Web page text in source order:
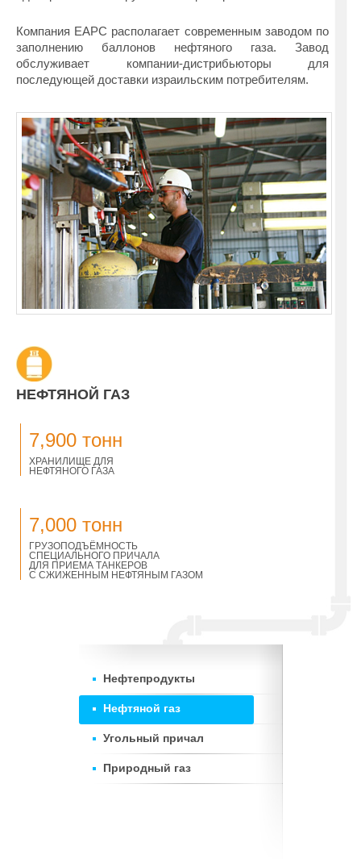
Компания EAPC располагает современным заводом по
заполнению баллонов нефтяного газа. Завод
обслуживает компании-дистрибьюторы для
последующей доставки израильским потребителям.
НЕФТЯНОЙ ГАЗ
7,900 тонн
ХРАНИЛИЩЕ ДЛЯ
НЕФТЯНОГО ГАЗА
7,000 тонн
ГРУЗОПОДЪЁМНОСТЬ
СПЕЦИАЛЬНОГО ПРИЧАЛА
ДЛЯ ПРИЕМА ТАНКЕРОВ
С СЖИЖЕННЫМ НЕФТЯНЫМ ГАЗОМ
Нефтепродукты
Нефтяной газ
Угольный причал
Природный газ